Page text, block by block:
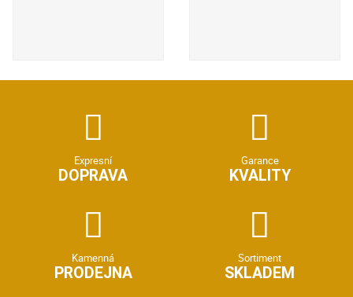
Expresní
DOPRAVA
Garance
KVALITY
Kamenná
PRODEJNA
Sortiment
SKLADEM